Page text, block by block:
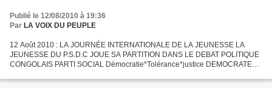
Publié le 12/08/2010 à 19:36
Par LA VOIX DU PEUPLE
12 Août 2010 : LA JOURNÉE INTERNATIONALE DE LA JEUNESSE LA
JEUNESSE DU P.S.D.C JOUE SA PARTITION DANS LE DEBAT POLITIQUE
CONGOLAIS PARTI SOCIAL Démocratie*Tolérance*justice DEMOCRATE
NATIONAL _____________...